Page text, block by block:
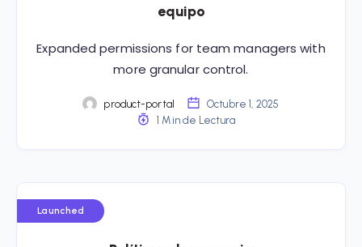
equipo
Expanded permissions for team managers with
more granular control.
product-portal
Octubre 1, 2025
1 Min de Lectura
Launched